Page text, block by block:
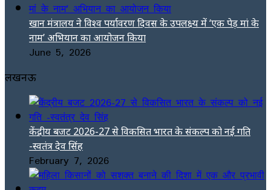
खान मंत्रालय ने विश्व पर्यावरण दिवस के उपलक्ष्य में ‘एक पेड़ मां के
नाम’ अभियान का आयोजन किया
June 5, 2026
लखनऊ
केंद्रीय बजट 2026-27 से विकसित भारत के संकल्प को नई गति
-स्वतंत्र देव सिंह
February 7, 2026